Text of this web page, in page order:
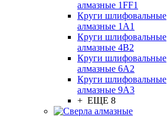
алмазные 1FF1
Круги шлифовальные
алмазные 1А1
Круги шлифовальные
алмазные 4В2
Круги шлифовальные
алмазные 6A2
Круги шлифовальные
алмазные 9А3
+ ЕЩЕ 8